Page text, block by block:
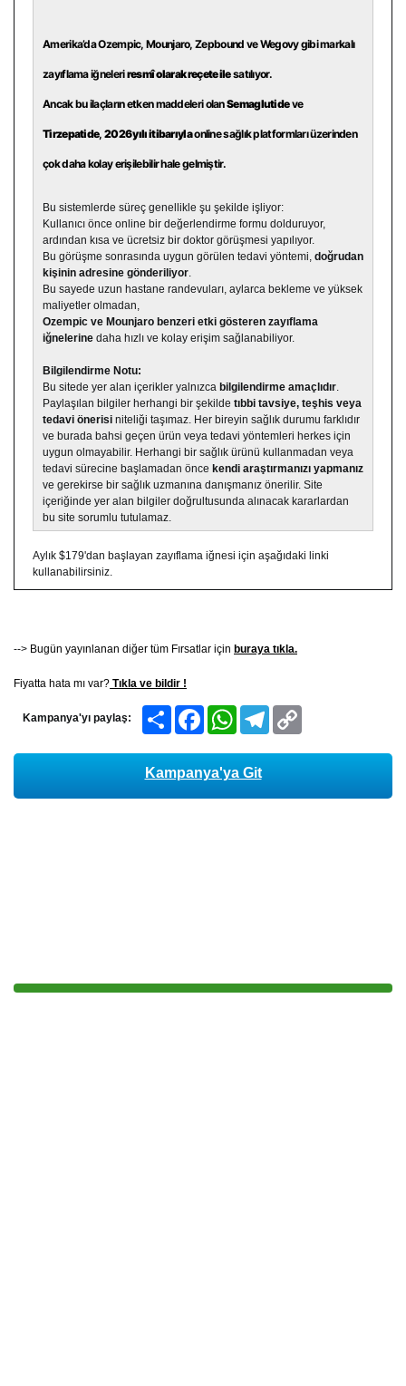
Amerika’da Ozempic, Mounjaro, Zepbound ve Wegovy gibi markalı
zayıflama iğneleriresmî olarak reçete ilesatılıyor.
Ancak bu ilaçların etken maddeleri olanSemaglutideve
Tirzepatide, 2026 yılı itibarıylaonline sağlık platformları üzerinden
çok daha kolay erişilebilir hale gelmiştir.
Bu sistemlerde süreç genellikle şu şekilde işliyor:
Kullanıcı önce online bir değerlendirme formu dolduruyor,
ardından kısa ve ücretsiz bir doktor görüşmesi yapılıyor.
Bu görüşme sonrasında uygun görülen tedavi yöntemi, doğrudan
kişinin adresine gönderiliyor.
Bu sayede uzun hastane randevuları, aylarca bekleme ve yüksek
maliyetler olmadan,
Ozempic ve Mounjaro benzeri etki gösteren zayıflama
iğnelerine daha hızlı ve kolay erişim sağlanabiliyor.
Bilgilendirme Notu:
Bu sitede yer alan içerikler yalnızca bilgilendirme amaçlıdır.
Paylaşılan bilgiler herhangi bir şekilde tıbbi tavsiye, teşhis veya
tedavi önerisi niteliği taşımaz. Her bireyin sağlık durumu farklıdır
ve burada bahsi geçen ürün veya tedavi yöntemleri herkes için
uygun olmayabilir. Herhangi bir sağlık ürünü kullanmadan veya
tedavi sürecine başlamadan önce kendi araştırmanızı yapmanız
ve gerekirse bir sağlık uzmanına danışmanız önerilir. Site
içeriğinde yer alan bilgiler doğrultusunda alınacak kararlardan
bu site sorumlu tutulamaz.
Aylık $179'dan başlayan zayıflama iğnesi için aşağıdaki linki
kullanabilirsiniz.
--> Bugün yayınlanan diğer tüm Fırsatlar için buraya tıkla.
Fiyatta hata mı var? Tıkla ve bildir !
Kampanya'yı paylaş: Share FacebookWhatsAppTelegram
Kampanya'ya Git